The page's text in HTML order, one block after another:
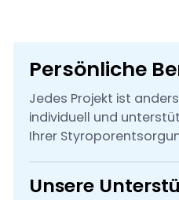
Persönliche
Jedes Projekt ist
individuell und
Ihrer
Unsere